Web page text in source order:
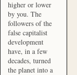
higher or lower
by you. The
followers of the
false capitalist
development
have, in a few
decades, turned
the planet into a